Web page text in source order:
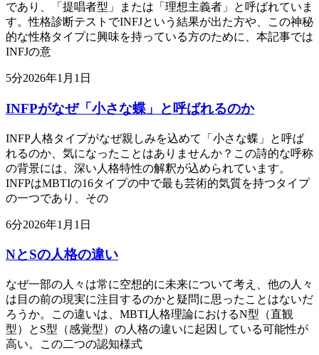
であり、「提唱者型」または「理想主義者」と呼ばれていま
す。性格診断テストでINFJという結果が出た方や、この神秘
的な性格タイプに興味を持っている方のために、本記事では
INFJの意
5分2026年1月1日
INFPがなぜ「小さな蝶」と呼ばれるのか
INFP人格タイプがなぜ親しみを込めて「小さな蝶」と呼ば
れるのか、気になったことはありませんか？この詩的な呼称
の背景には、深い人格特性の解釈が込められています。
INFPはMBTIの16タイプの中で最も芸術的気質を持つタイプ
の一つであり、その
6分2026年1月1日
NとSの人格の違い
なぜ一部の人々は常に空想的に未来について考え、他の人々
は目の前の現実に注目するのかと疑問に思ったことはないだ
ろうか。この違いは、MBTI人格理論におけるN型（直観
型）とS型（感覚型）の人格の違いに起因している可能性が
高い。この二つの認知様式